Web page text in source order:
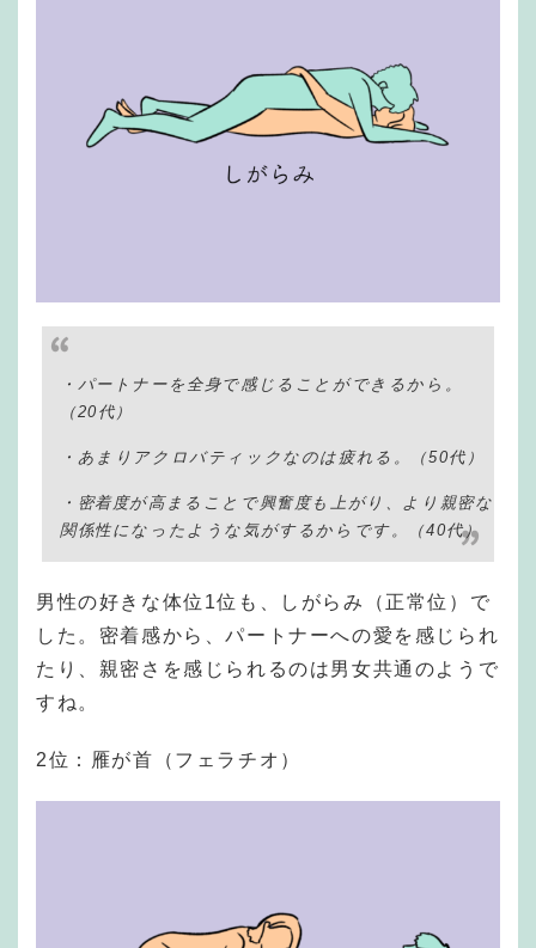
・パートナーを全身で感じることができるから。
（20代）
・あまりアクロバティックなのは疲れる。（50代）
・密着度が高まることで興奮度も上がり、より親密な
関係性になったような気がするからです。（40代）
男性の好きな体位1位も、しがらみ（正常位）で
した。密着感から、パートナーへの愛を感じられ
たり、親密さを感じられるのは男女共通のようで
すね。
2位：雁が首（フェラチオ）